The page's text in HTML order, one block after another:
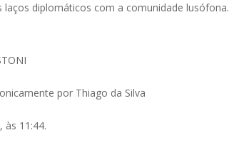
laços diplomáticos com a comunidade lusófona.
por Thiago da Silva
11:44.